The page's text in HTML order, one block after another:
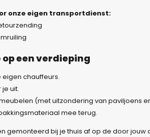
onze eigen transportdienst:
op een verdieping
chauffeurs.
uit.
(met uitzondering van paviljoens
mee terug.
gemonteerd bij je thuis af op de door jouw